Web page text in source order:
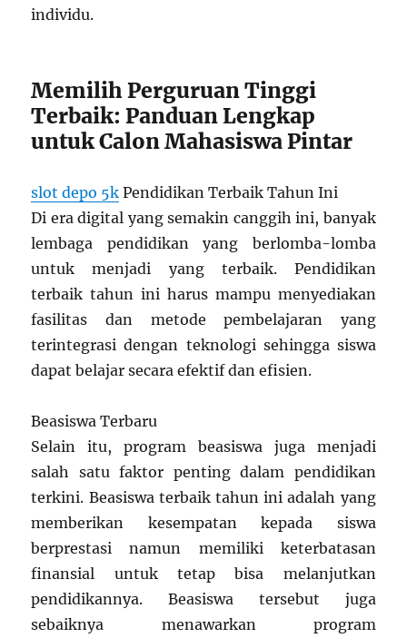
individu.
Memilih Perguruan Tinggi
Terbaik: Panduan Lengkap
untuk Calon Mahasiswa Pintar
slot depo 5k Pendidikan Terbaik Tahun Ini
Di era digital yang semakin canggih ini, banyak
lembaga pendidikan yang berlomba-lomba
untuk menjadi yang terbaik. Pendidikan
terbaik tahun ini harus mampu menyediakan
fasilitas dan metode pembelajaran yang
terintegrasi dengan teknologi sehingga siswa
dapat belajar secara efektif dan efisien.
Beasiswa Terbaru
Selain itu, program beasiswa juga menjadi
salah satu faktor penting dalam pendidikan
terkini. Beasiswa terbaik tahun ini adalah yang
memberikan kesempatan kepada siswa
berprestasi namun memiliki keterbatasan
finansial untuk tetap bisa melanjutkan
pendidikannya. Beasiswa tersebut juga
sebaiknya menawarkan program